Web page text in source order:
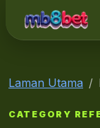
mb8 bet
Laman Utama
CATEGORY